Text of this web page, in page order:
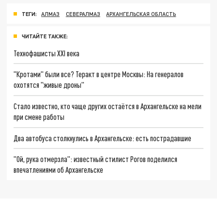
ТЕГИ: АЛМАЗ СЕВЕРАЛМАЗ АРХАНГЕЛЬСКАЯ ОБЛАСТЬ
ЧИТАЙТЕ ТАКЖЕ:
Технофашисты XXI века
"Кротами" были все? Теракт в центре Москвы: На генералов
охотятся "живые дроны"
Стало известно, кто чаще других остаётся в Архангельске на мели
при смене работы
Два автобуса столкнулись в Архангельске: есть пострадавшие
"Ой, рука отмерзла": известный стилист Рогов поделился
впечатлениями об Архангельске